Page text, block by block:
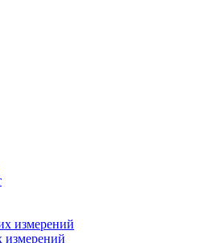
измерений
измерений